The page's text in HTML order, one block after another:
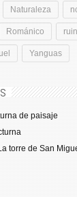
Naturaleza
Románico
Yanguas
de paisaje
torre de San